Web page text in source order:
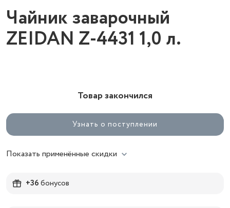
Чайник заварочный
ZEIDAN Z-4431 1,0 л.
Товар закончился
Узнать о поступлении
Показать применённые скидки
+36бонусов